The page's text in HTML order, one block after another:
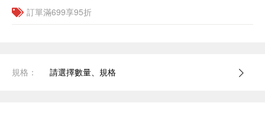
訂單滿699享95折
規格： 請選擇數量、規格